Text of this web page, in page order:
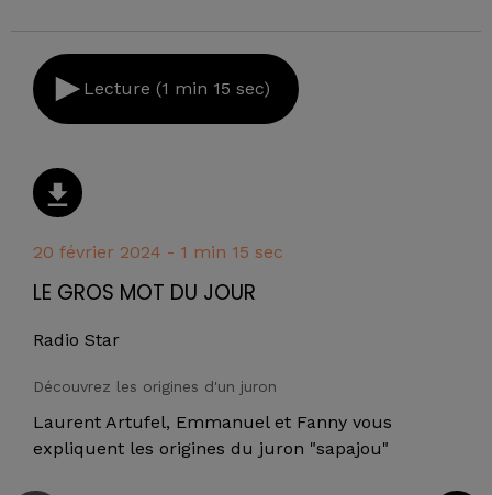
Lecture (1 min 15 sec)
20 février 2024 - 1 min 15 sec
LE GROS MOT DU JOUR
Radio Star
Découvrez les origines d'un juron
Laurent Artufel, Emmanuel et Fanny vous
expliquent les origines du juron "sapajou"